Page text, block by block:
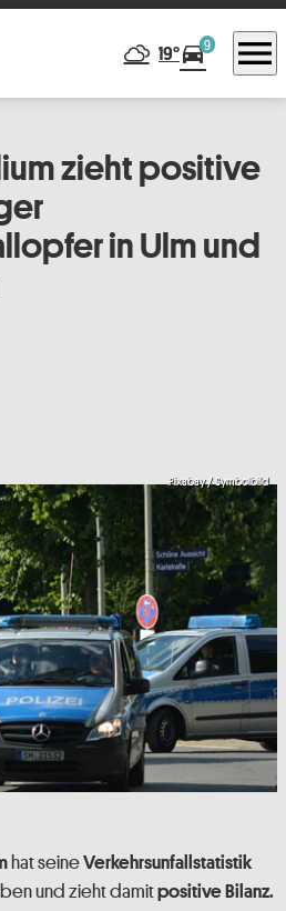
19°directions_car9 menu
zieht positive
in Ulm und
Pixabay / Symbolbild
hat seineVerkehrsunfallstatistik
und zieht damitpositive Bilanz.